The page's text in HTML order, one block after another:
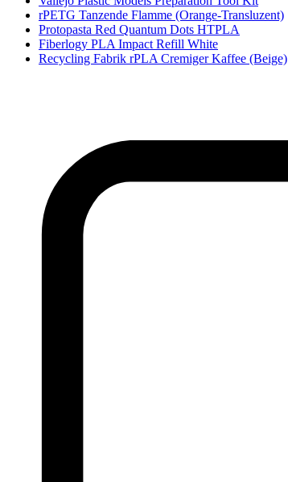
rPETG Tanzende Flamme (Orange-Transluzent)
Protopasta Red Quantum Dots HTPLA
Fiberlogy PLA Impact Refill White
Recycling Fabrik rPLA Cremiger Kaffee (Beige)